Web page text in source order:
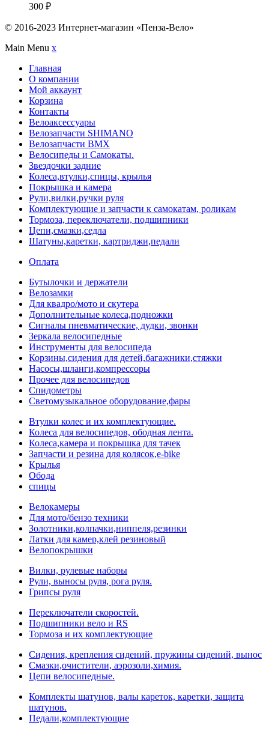
300 ₽
© 2016-2023 Интернет-магазин «Пенза-Вело»
Main Menu x
Главная
О компании
Мой аккаунт
Корзина
Контакты
Велоаксессуары
Велозапчасти SHIMANO
Велозапчасти BMX
Велосипеды и Самокаты.
Звездочки задние
Колеса,втулки,спицы, крылья
Покрышка и камера
Рули,вилки,ручки руля
Комплектующие и запчасти к самокатам, роликам
Тормоза, переключатели, подшипники
Цепи,смазки,седла
Шатуны,каретки, картриджи,педали
Оплата
Бутылочки и держатели
Велозамки
Для квадро/мото и скутера
Дополнительные колеса,подножки
Сигналы пневматические, дудки, звонки
Зеркала велосипедные
Инструменты для велосипеда
Корзины,сидения для детей,багажники,стяжки
Насосы,шланги,компрессоры
Прочее для велосипедов
Спидометры
Светомузыкальное оборудование,фары
Втулки колес и их комплектующие.
Колеса для велосипедов, ободная лента.
Колеса,камера и покрышка для тачек
Запчасти и резина для колясок,e-bike
Крылья
Обода
спицы
Велокамеры
Для мото/бензо техники
Золотники,колпачки,ниппеля,резинки
Латки для камер,клей резиновый
Велопокрышки
Вилки, рулевые наборы
Рули, выносы руля, рога руля.
Грипсы руля
Переключатели скоростей.
Подшипники вело и RS
Тормоза и их комплектующие
Сидения, крепления сидений, пружины сидений, вынос
Смазки,очистители, аэрозоли,химия.
Цепи велосипедные.
Комплекты шатунов, валы кареток, каретки, защита
шатунов.
Педали,комплектующие